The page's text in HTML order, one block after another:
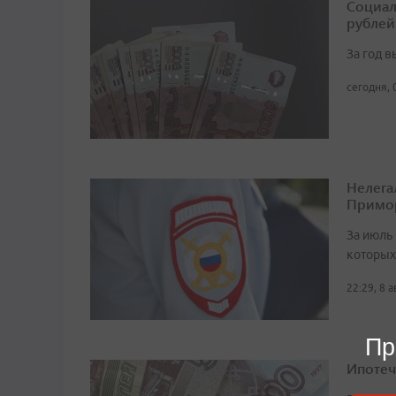
рублей
За год
сегодня,
За июль
22:29, 8